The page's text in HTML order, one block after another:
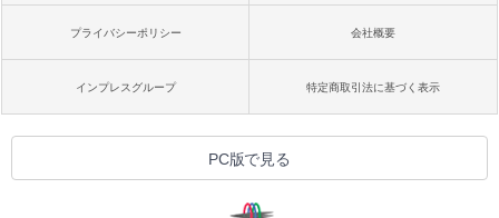
プライバシーポリシー 会社概要
インプレスグループ 特定商取引法に基づく表示
PC版で見る